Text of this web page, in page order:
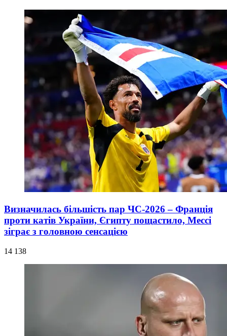
Визначилась більшість пар ЧС-2026 – Франція
проти катів України, Єгипту пощастило, Мессі
зіграє з головною сенсацією
14 138